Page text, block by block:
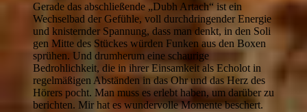
Gerade das abschließende „Dubh Artach“ ist ein
Wechselbad der Gefühle, voll durchdringender Energie
und knisternder Spannung, dass man denkt, in den Soli
gen Mitte des Stückes würden Funken aus den Boxen
sprühen. Und drumherum eine schaurige
Bedrohlichkeit, die in ihrer Einsamkeit als Echolot in
regelmäßigen Abständen in das Ohr und das Herz des
Hörers pocht. Man muss es erlebt haben, um darüber zu
berichten. Mir hat es wundervolle Momente beschert.